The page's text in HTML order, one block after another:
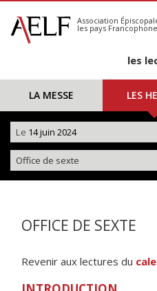
S'abonner
Calendrier
Association
les pays
les
LA MESSE LES
Le 14 juin 2024
Office de sexte
OFFICE DE SEXTE
Revenir aux lectures du